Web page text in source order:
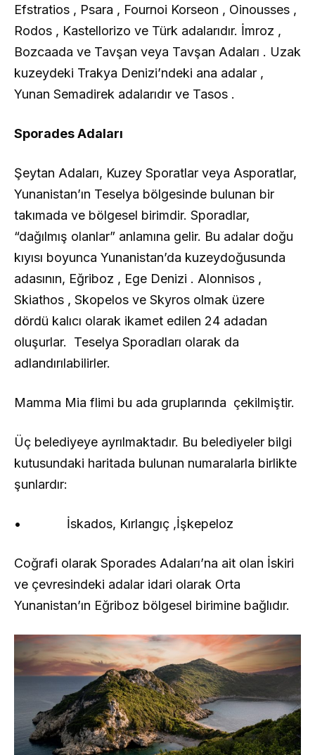
Efstratios , Psara , Fournoi Korseon , Oinousses ,
Rodos , Kastellorizo ve Türk adalarıdır. İmroz ,
Bozcaada ve Tavşan veya Tavşan Adaları . Uzak
kuzeydeki Trakya Denizi’ndeki ana adalar ,
Yunan Semadirek adalarıdır ve Tasos .
Sporades Adaları
Şeytan Adaları, Kuzey Sporatlar veya Asporatlar,
Yunanistan’ın Teselya bölgesinde bulunan bir
takımada ve bölgesel birimdir. Sporadlar,
“dağılmış olanlar” anlamına gelir. Bu adalar doğu
kıyısı boyunca Yunanistan’da kuzeydoğusunda
adasının, Eğriboz , Ege Denizi . Alonnisos ,
Skiathos , Skopelos ve Skyros olmak üzere
dördü kalıcı olarak ikamet edilen 24 adadan
oluşurlar. Teselya Sporadları olarak da
adlandırılabilirler.
Mamma Mia flimi bu ada gruplarında çekilmiştir.
Üç belediyeye ayrılmaktadır. Bu belediyeler bilgi
kutusundaki haritada bulunan numaralarla birlikte
şunlardır:
• İskados, Kırlangıç ,İşkepeloz
Coğrafi olarak Sporades Adaları’na ait olan İskiri
ve çevresindeki adalar idari olarak Orta
Yunanistan’ın Eğriboz bölgesel birimine bağlıdır.